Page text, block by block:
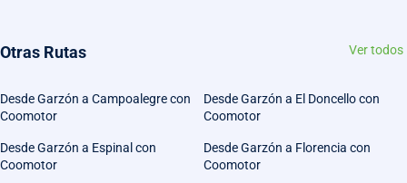
Otras Rutas Ver todos
Desde Garzón a Campoalegre con
Coomotor
Desde Garzón a El Doncello con
Coomotor
Desde Garzón a Espinal con
Coomotor
Desde Garzón a Florencia con
Coomotor